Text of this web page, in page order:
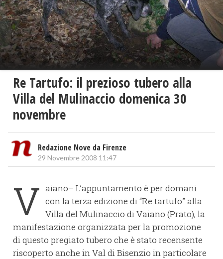
Re Tartufo: il prezioso tubero alla
Villa del Mulinaccio domenica 30
novembre
Redazione Nove da Firenze
29 Novembre 2008 11:47
V aiano– L’appuntamento è per domani
con la terza edizione di “Re tartufo” alla
Villa del Mulinaccio di Vaiano (Prato), la
manifestazione organizzata per la promozione
di questo pregiato tubero che è stato recensente
riscoperto anche in Val di Bisenzio in particolare